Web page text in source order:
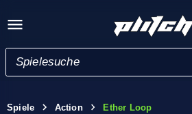
Spiele Action Ether Loop